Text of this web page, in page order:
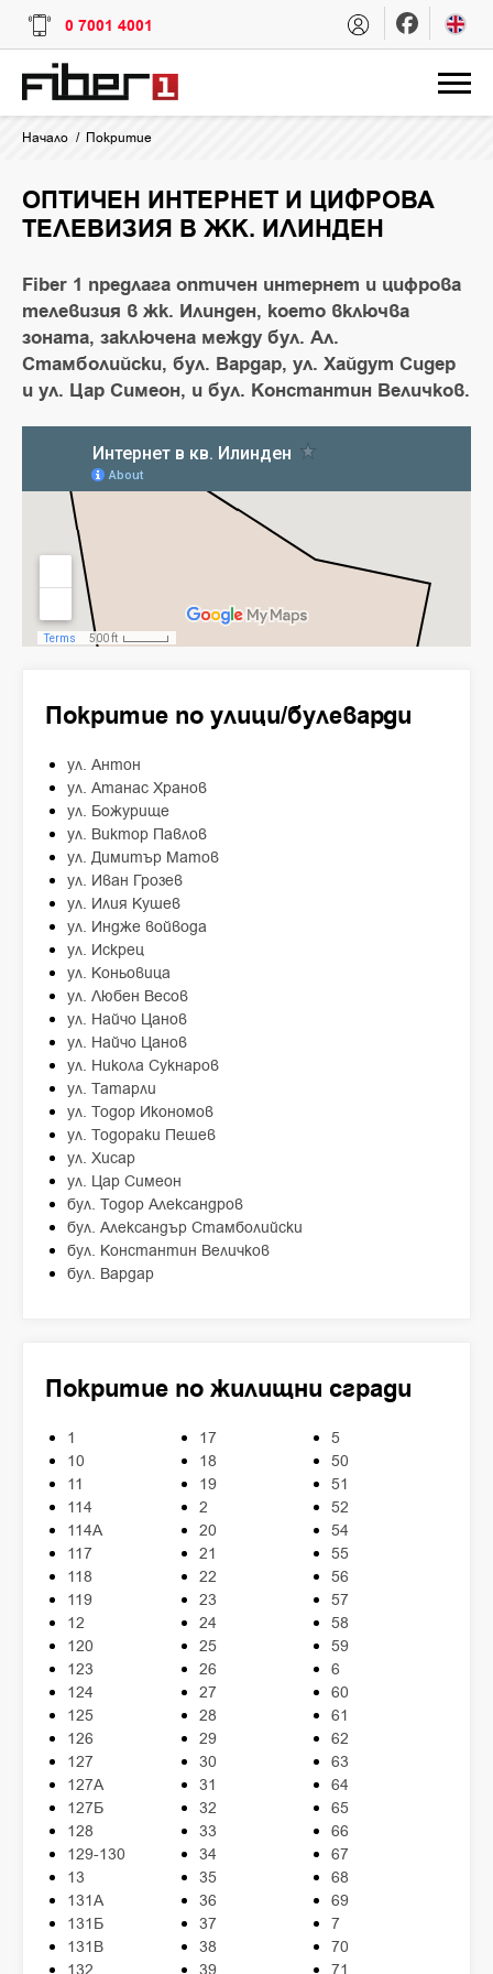
0 7001 4001
Начало Покритие
ОПТИЧЕН ИНТЕРНЕТ И ЦИФРОВА
ТЕЛЕВИЗИЯ В ЖК. ИЛИНДЕН
Fiber 1 предлага оптичен интернет и цифрова
телевизия в жк. Илинден, което включва
зоната, заключена между бул. Ал.
Стамболийски, бул. Вардар, ул. Хайдут Сидер
и ул. Цар Симеон, и бул. Константин Величков.
Покритие по улици/булеварди
ул. Антон
ул. Атанас Хранов
ул. Божурище
ул. Виктор Павлов
ул. Димитър Матов
ул. Иван Грозев
ул. Илия Кушев
ул. Индже войвода
ул. Искрец
ул. Коньовица
ул. Любен Весов
ул. Найчо Цанов
ул. Найчо Цанов
ул. Никола Сукнаров
ул. Татарли
ул. Тодор Икономов
ул. Тодораки Пешев
ул. Хисар
ул. Цар Симеон
бул. Тодор Александров
бул. Александър Стамболийски
бул. Константин Величков
бул. Вардар
Покритие по жилищни сгради
1
10
11
114
114А
117
118
119
12
120
123
124
125
126
127
127А
127Б
128
129-130
13
131А
131Б
131В
17
18
19
2
20
21
22
23
24
25
26
27
28
29
30
31
32
33
34
35
36
37
38
5
50
51
52
54
55
56
57
58
59
6
60
61
62
63
64
65
66
67
68
69
7
70